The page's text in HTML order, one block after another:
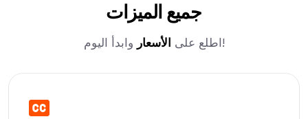
جميع الميزات
اطلع على الأسعار وابدأ اليوم!